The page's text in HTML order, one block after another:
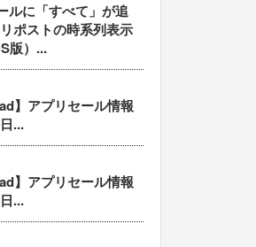
ルに「すべて」が追
ポストの時系列表示
版）...
】アプリセール情報
...
】アプリセール情報
...